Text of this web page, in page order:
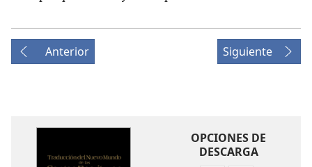
Anterior Siguiente
OPCIONES DE
DESCARGA